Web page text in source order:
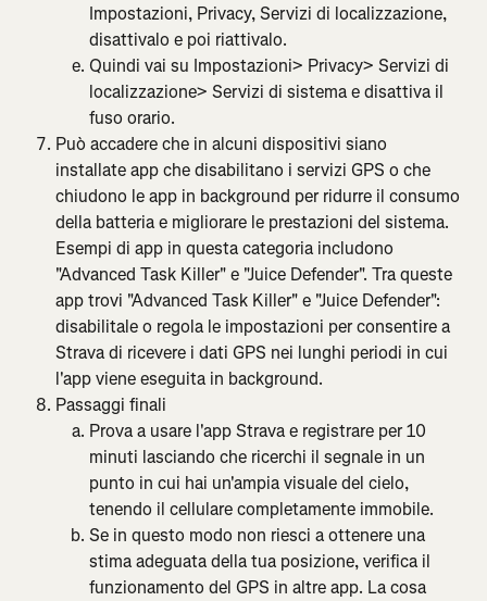
Impostazioni, Privacy, Servizi di localizzazione,
disattivalo e poi riattivalo.
Quindi vai su Impostazioni> Privacy> Servizi di
localizzazione> Servizi di sistema e disattiva il
fuso orario.
Può accadere che in alcuni dispositivi siano
installate app che disabilitano i servizi GPS o che
chiudono le app in background per ridurre il consumo
della batteria e migliorare le prestazioni del sistema.
Esempi di app in questa categoria includono
"Advanced Task Killer" e "Juice Defender". Tra queste
app trovi "Advanced Task Killer" e "Juice Defender":
disabilitale o regola le impostazioni per consentire a
Strava di ricevere i dati GPS nei lunghi periodi in cui
l'app viene eseguita in background.
Passaggi finali
Prova a usare l'app Strava e registrare per 10
minuti lasciando che ricerchi il segnale in un
punto in cui hai un'ampia visuale del cielo,
tenendo il cellulare completamente immobile.
Se in questo modo non riesci a ottenere una
stima adeguata della tua posizione, verifica il
funzionamento del GPS in altre app. La cosa